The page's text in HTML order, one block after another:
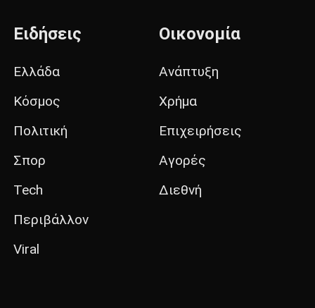
Ειδήσεις
Ελλάδα
Κόσμος
Πολιτική
Σπορ
Tech
Περιβάλλον
Viral
Οικονομία
Ανάπτυξη
Χρήμα
Επιχειρήσεις
Αγορές
Διεθνή